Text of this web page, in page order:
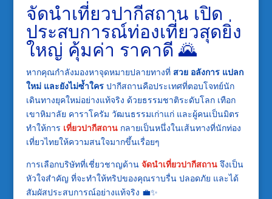
จัดนำเที่ยวปากีสถาน เปิด
ประสบการณ์ท่องเที่ยวสุดยิ่ง
ใหญ่ คุ้มค่า ราคาดี 🌄
หากคุณกำลังมองหาจุดหมายปลายทางที่ สวย อลังการ แปลก
ใหม่ และยังไม่ซ้ำใครปากีสถานคือประเทศที่ตอบโจทย์นัก
เดินทางยุคใหม่อย่างแท้จริง ด้วยธรรมชาติระดับโลก เทือก
เขาหิมาลัย คาราโครัม วัฒนธรรมเก่าแก่ และผู้คนเป็นมิตร
ทำให้การ เที่ยวปากีสถานกลายเป็นหนึ่งในเส้นทางที่นักท่อง
เที่ยวไทยให้ความสนใจมากขึ้นเรื่อยๆ
การเลือกบริษัทที่เชี่ยวชาญด้าน จัดนำเที่ยวปากีสถานจึงเป็น
หัวใจสำคัญ ที่จะทำให้ทริปของคุณราบรื่น ปลอดภัย และได้
สัมผัสประสบการณ์อย่างแท้จริง 💼✨